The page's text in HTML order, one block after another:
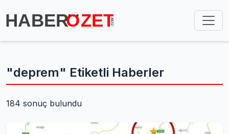
"deprem" Etiketli Haberler
184 sonuç bulundu